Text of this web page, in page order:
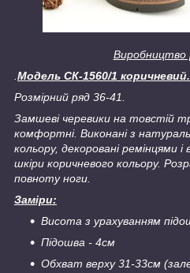
Виробництво
.Модель СК-1560/1 коричневий.
Розмірний ряд 36-41.
Замшеві черевики на товстій
комфортні. Виконані з
кольору, декоровані ремінцями
шкіри коричневого кольору.
повноту ноги.
Заміри:
Висота з урахуванням
Підошва - 4см
Обхват верху 31-33см